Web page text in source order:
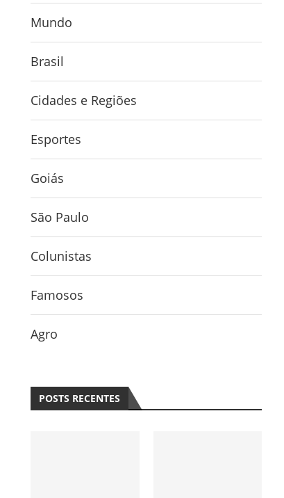
Mundo
Brasil
Cidades e Regiões
Esportes
Goiás
São Paulo
Colunistas
Famosos
Agro
POSTS RECENTES